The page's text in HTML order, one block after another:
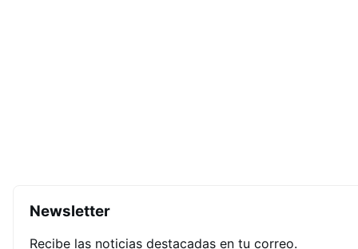
Newsletter
Recibe las noticias destacadas en tu correo.